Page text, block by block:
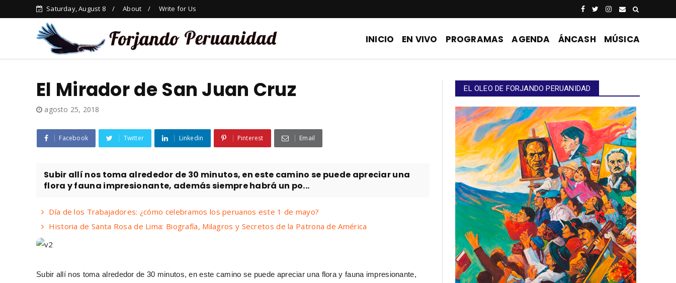
Saturday, August 8 About Write for Us
INICIO EN VIVO PROGRAMAS AGENDA ÁNCASH MÚSICA
El Mirador de San Juan Cruz
agosto 25, 2018
Facebook Twitter Linkedin Pinterest Email
Subir allí nos toma alrededor de 30 minutos, en este camino se puede apreciar una
flora y fauna impresionante, además siempre habrá un po...
Día de los Trabajadores: ¿cómo celebramos los peruanos este 1 de mayo?
Historia de Santa Rosa de Lima: Biografía, Milagros y Secretos de la Patrona de América
Subir allí nos toma alrededor de 30 minutos, en este camino se puede apreciar una flora y fauna impresionante,
EL OLEO DE FORJANDO PERUANIDAD